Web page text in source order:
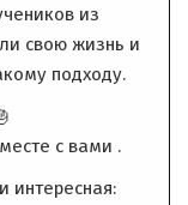
из
свою жизнь и
подходу.
с вами .
интересная: